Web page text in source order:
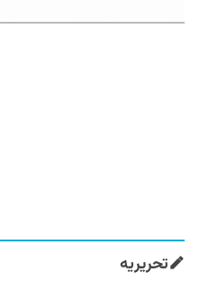
تحریریه